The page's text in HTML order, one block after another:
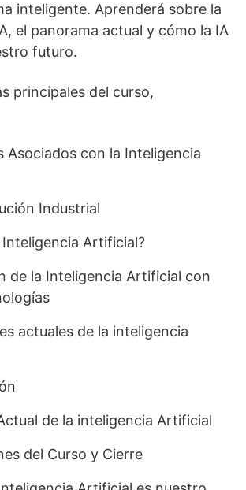
inteligente. Aprenderá sobre la
el panorama actual y cómo la IA
futuro.
principales del curso,
Asociados con la Inteligencia
Industrial
Inteligencia Artificial?
de la Inteligencia Artificial con
actuales de la inteligencia
de la inteligencia Artificial
del Curso y Cierre